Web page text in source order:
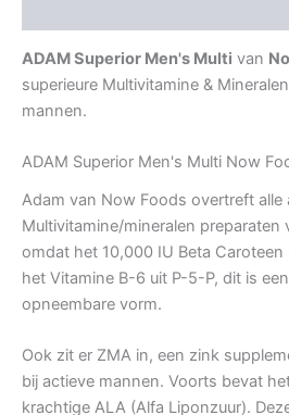
ADAM Superior Men's Multi van
superieure Multivitamine &
mannen.
ADAM Superior Men's Multi Now
Adam van Now Foods overtreft alle
Multivitamine/mineralen preparaten
omdat het 10,000 IU Beta
het Vitamine B-6 uit P-5-P, dit is
opneembare vorm.
Ook zit er ZMA in, een zink
bij actieve mannen. Voorts bevat
krachtige ALA (Alfa Liponzuur).